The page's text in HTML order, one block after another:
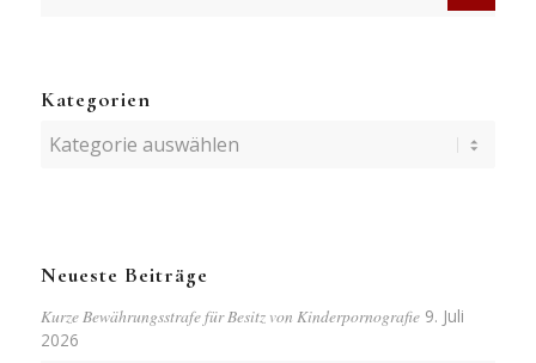
Kategorien
Kategorien
Neueste Beiträge
Kurze Bewährungsstrafe für Besitz von Kinderpornografie 9. Juli
2026